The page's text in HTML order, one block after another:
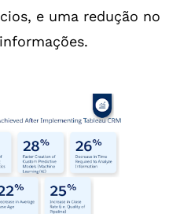
e uma redução no